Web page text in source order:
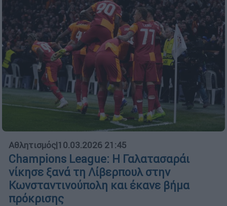
Αθλητισμός|10.03.2026 21:45
Champions League: Η Γαλατασαράι
νίκησε ξανά τη Λίβερπουλ στην
Κωνσταντινούπολη και έκανε βήμα
πρόκρισης